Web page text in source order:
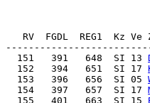
RV  FGDL  REG1  Kz Ve
  151   391   648  SI 13
  152   394   651  SI 17
  153   396   656  SI 05
  154   397   657  SI 17
  155   401   663  SI 15